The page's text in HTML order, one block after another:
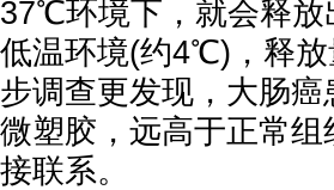
37℃环境下，就会释放
低温环境(约4℃)，释
步调查更发现，大肠
微塑胶，远高于正常
接联系。